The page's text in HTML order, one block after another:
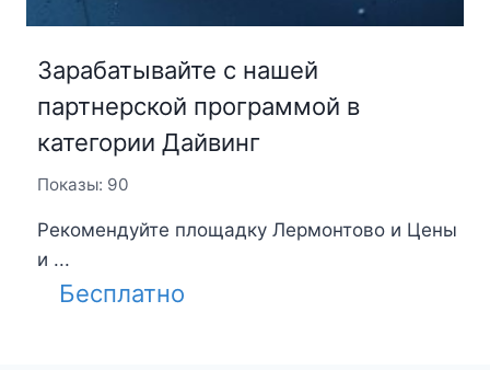
Зарабатывайте с нашей
партнерской программой в
категории Дайвинг
Показы: 90
Рекомендуйте площадку Лермонтово и Цены
и ...
Бесплатно